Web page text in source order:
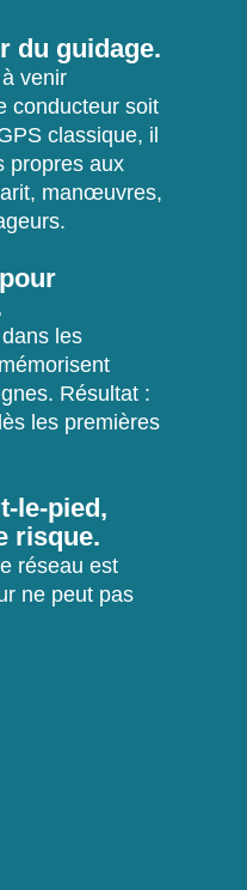
du guidage.
venir
conducteur soit
classique, il
propres aux
manœuvres,
les
Résultat :
les premières
le-pied,
risque.
réseau est
ne peut pas